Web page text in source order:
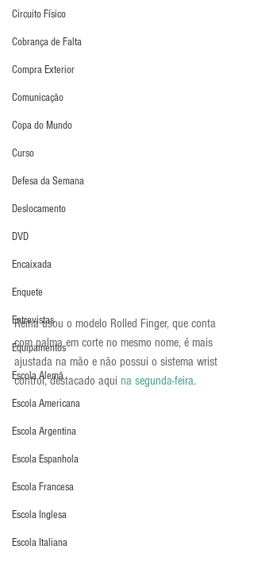
Circuito Físico
Cobrança de Falta
Compra Exterior
Comunicação
Copa do Mundo
Curso
Defesa da Semana
Deslocamento
DVD
Encaixada
Enquete
Entrevistas
Equipamentos
Escola Alemã
Escola Americana
Escola Argentina
Escola Espanhola
Escola Francesa
Escola Inglesa
Escola Italiana
Reina usou o modelo Rolled Finger, que conta
com palma em corte no mesmo nome, é mais
ajustada na mão e não possui o sistema wrist
control, destacado aqui na segunda-feira.